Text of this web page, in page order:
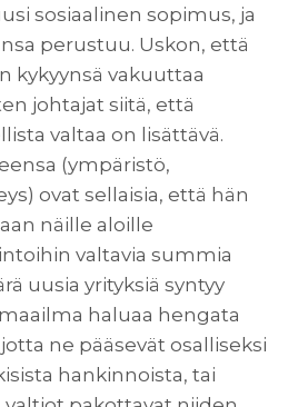
sosiaalinen sopimus, ja
perustuu. Uskon, että
kykyynsä vakuuttaa
johtajat siitä, että
valtaa on lisättävä.
(ympäristö,
ovat sellaisia, että hän
näille aloille
valtavia summia
uusia yrityksiä syntyy
haluaa hengata
ne pääsevät osalliseksi
hankinnoista, tai